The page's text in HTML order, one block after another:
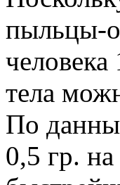
пыльцы-
тела
По
0,5 гр.